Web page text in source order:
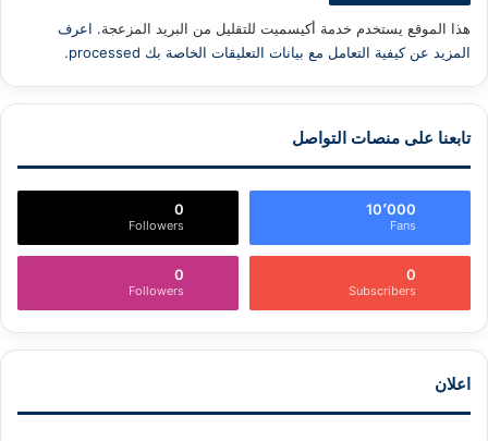
هذا الموقع يستخدم خدمة أكيسميت للتقليل من البريد المزعجة. اعرف
المزيد عن كيفية التعامل مع بيانات التعليقات الخاصة بك processed
.
تابعنا على منصات التواصل
10٬000
Fans
0
Followers
0
Subscribers
0
Followers
اعلان